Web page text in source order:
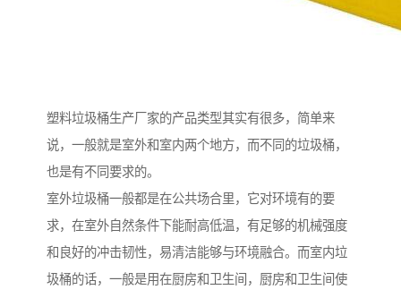
塑料垃圾桶生产厂家的产品类型其实有很多，简单来
说，一般就是室外和室内两个地方，而不同的垃圾桶，
也是有不同要求的。
室外垃圾桶一般都是在公共场合里，它对环境有的要
求，在室外自然条件下能耐高低温，有足够的机械强度
和良好的冲击韧性，易清洁能够与环境融合。而室内垃
圾桶的话，一般是用在厨房和卫生间，厨房和卫生间使